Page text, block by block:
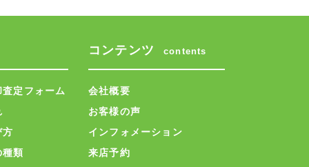
定フォーム
方
種類
コンテンツ contents
会社概要
お客様の声
インフォメーション
来店予約